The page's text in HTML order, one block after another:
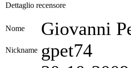
Dettaglio recensore
Nome Giovanni
Nickname gpet74